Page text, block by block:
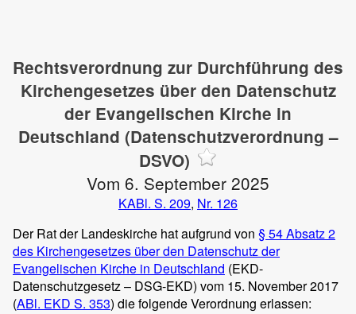
Rechtsverordnung zur Durchführung des
Kirchengesetzes über den Datenschutz
der Evangelischen Kirche in
Deutschland (Datenschutzverordnung –
DSVO)
Vom 6. September 2025
KABl. S. 209, Nr. 126
Der Rat der Landeskirche hat aufgrund von § 54 Absatz 2
des Kirchengesetzes über den Datenschutz der
Evangelischen Kirche in Deutschland (EKD-
Datenschutzgesetz – DSG-EKD) vom 15. November 2017
(ABl. EKD S. 353) die folgende Verordnung erlassen: